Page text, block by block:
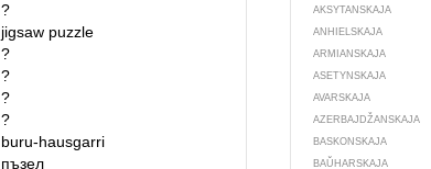
?
jigsaw puzzle
?
?
?
?
buru-hausgarri
пъзел
AKSYTANSKAJA
ANHIELSKAJA
ARMIANSKAJA
ASETYNSKAJA
AVARSKAJA
AZERBAJDŽAN­SKAJA
BASKONSKAJA
BAŬHARSKAJA